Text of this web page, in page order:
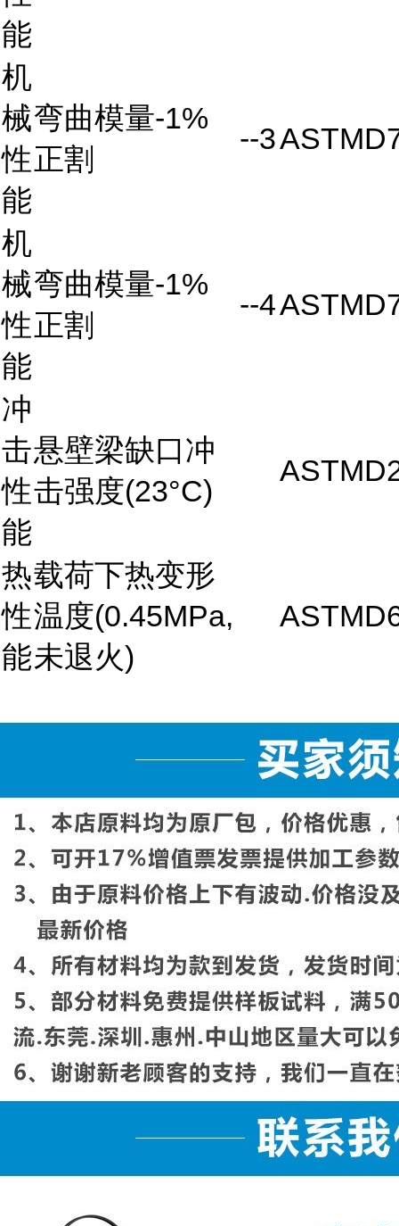
能
机
械
性
能
弯曲模量-1%
正割
--3
机
械
性
能
弯曲模量-1%
正割
--4
冲
击
性
能
悬壁梁缺口冲
击强度(23°C)
热
性
能
载荷下热变形
温度(0.45MPa,
未退火)